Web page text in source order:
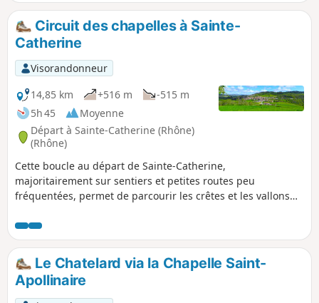
Circuit des chapelles à Sainte-
Catherine
Visorandonneur
14,85 km
+516 m
-515 m
5h 45
Moyenne
Départ à Sainte-Catherine (Rhône)
(Rhône)
Cette boucle au départ de Sainte-Catherine,
majoritairement sur sentiers et petites routes peu
fréquentées, permet de parcourir les crêtes et les vallons
Apollinaire et Saint-Pierre. Belles vues sur la vallée du
Rhône, le Massif du Pilat et les Alpes par temps clair.
Le Chatelard via la Chapelle Saint-
Apollinaire